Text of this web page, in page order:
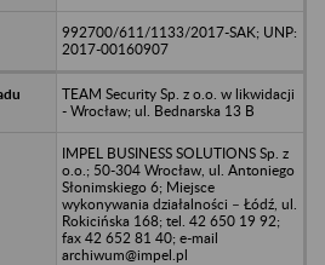
992700/611/1133/2017-SAK; UNP:
2017-00160907
TEAM Security Sp. z o.o. w likwidacji
- Wrocław; ul. Bednarska 13 B
IMPEL BUSINESS SOLUTIONS Sp. z
o.o.; 50-304 Wrocław, ul. Antoniego
Słonimskiego 6; Miejsce
wykonywania działalności – Łódź, ul.
Rokicińska 168; tel. 42 650 19 92;
fax 42 652 81 40; e-mail
archiwum@impel.pl